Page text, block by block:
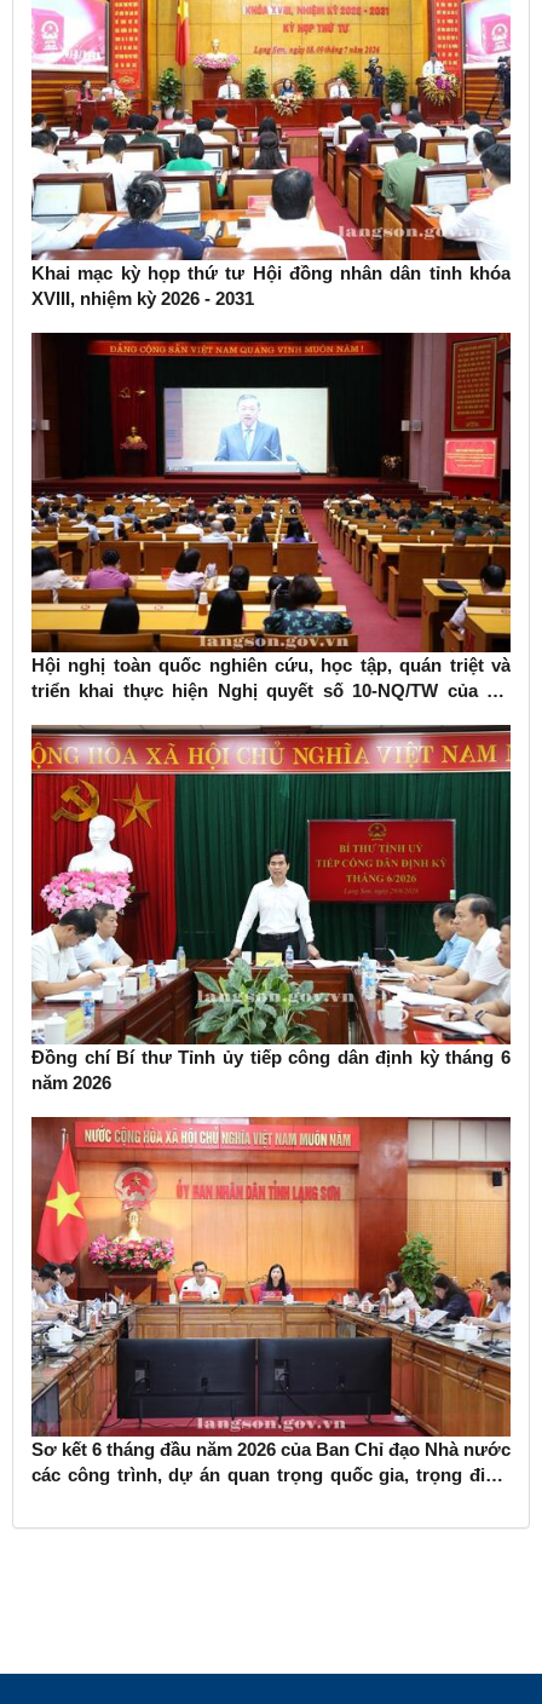
Khai mạc kỳ họp thứ tư Hội đồng nhân dân tỉnh khóa
XVIII, nhiệm kỳ 2026 - 2031
Hội nghị toàn quốc nghiên cứu, học tập, quán triệt và
triển khai thực hiện Nghị quyết số 10-NQ/TW của Bộ
Đồng chí Bí thư Tỉnh ủy tiếp công dân định kỳ tháng 6
năm 2026
Sơ kết 6 tháng đầu năm 2026 của Ban Chỉ đạo Nhà nước
các công trình, dự án quan trọng quốc gia, trọng điểm